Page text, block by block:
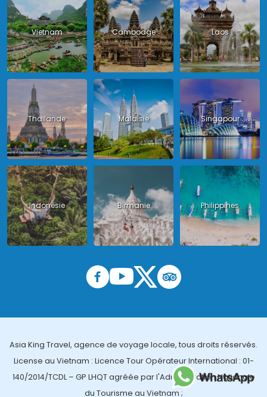
Vietnam Cambodge Laos
Thailande Malaisie Singapour
Indonésie Birmanie Philippines
Asia King Travel, agence de voyage locale, tous droits réservés.
License au Vietnam : Licence Tour Opérateur International : 01-
140/2014/TCDL – GP LHQT agréée par l'Administration Nationale
du Tourisme au Vietnam ;